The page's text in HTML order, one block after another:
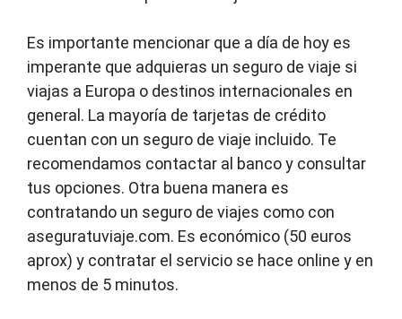
Es importante mencionar que a día de hoy es
imperante que adquieras un seguro de viaje si
viajas a Europa o destinos internacionales en
general. La mayoría de tarjetas de crédito
cuentan con un seguro de viaje incluido. Te
recomendamos contactar al banco y consultar
tus opciones. Otra buena manera es
contratando un seguro de viajes como con
aseguratuviaje.com. Es económico (50 euros
aprox) y contratar el servicio se hace online y en
menos de 5 minutos.